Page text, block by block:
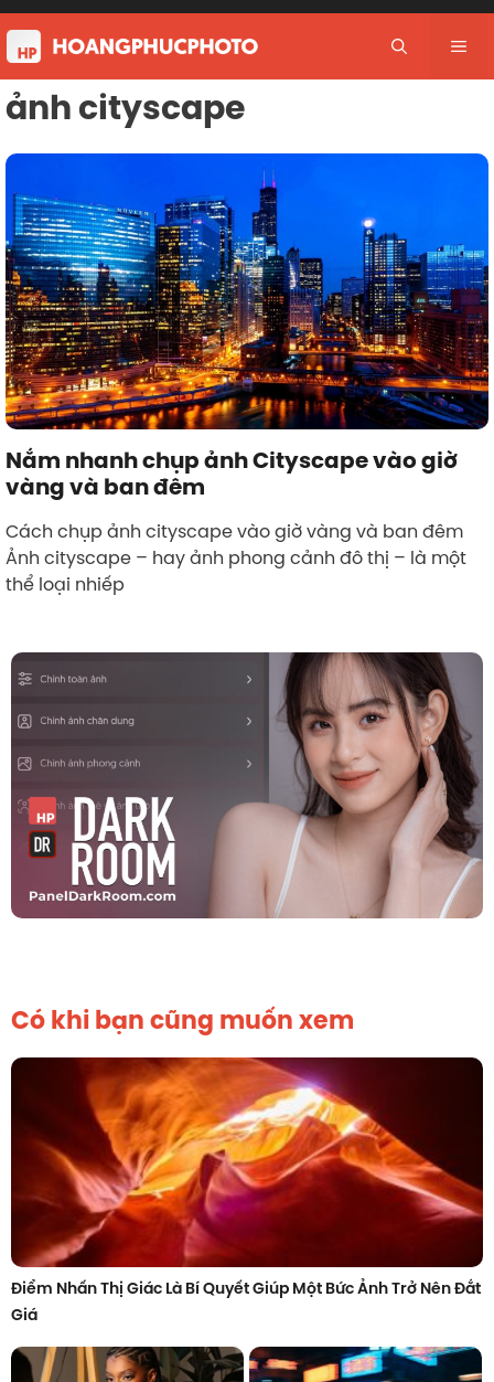
Skip
to
content
ảnh cityscape
Nắm nhanh chụp ảnh Cityscape vào giờ
vàng và ban đêm
Cách chụp ảnh cityscape vào giờ vàng và ban đêm
Ảnh cityscape – hay ảnh phong cảnh đô thị – là một
thể loại nhiếp
Có khi bạn cũng muốn xem
Điểm Nhấn Thị Giác Là Bí Quyết Giúp Một Bức Ảnh Trở Nên Đắt
Giá